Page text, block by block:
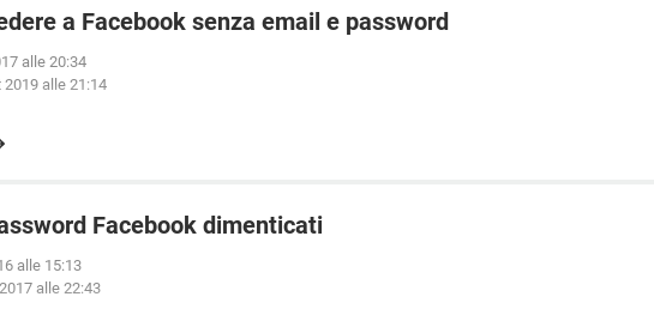
a Facebook senza email e password
alle 20:34
2019 alle 21:14
Facebook dimenticati
alle 15:13
alle 22:43